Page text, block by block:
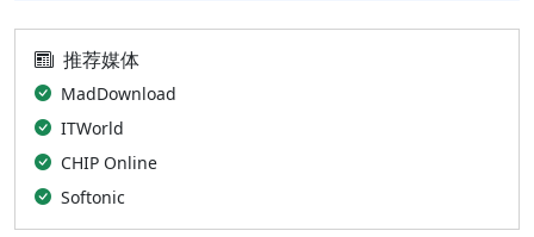
推荐媒体
MadDownload
ITWorld
CHIP Online
Softonic